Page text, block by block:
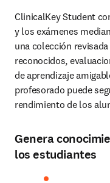
ClinicalKey Student
y los exámenes
una colección
reconocidos,
de aprendizaje
profesorado puede
rendimiento de los
Genera
los estudiantes